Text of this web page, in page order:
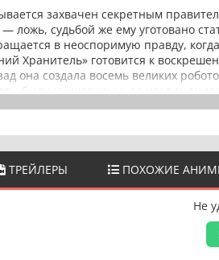
захвачен секретным
ложь, судьбой же ему уготовано
в неоспоримую правду,
Хранитель» готовится к
она создала восемь великих
были уничтожены, за
Теперь Масато и Мику Химуро
ТРЕЙЛЕРЫ ПОХОЖИЕ
Не